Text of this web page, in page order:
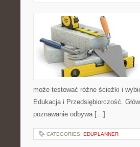
może testować różne ścieżki i
Edukacja i Przedsiębiorczość.
poznawanie odbywa […]
CATEGORIES: EDUPLANNER